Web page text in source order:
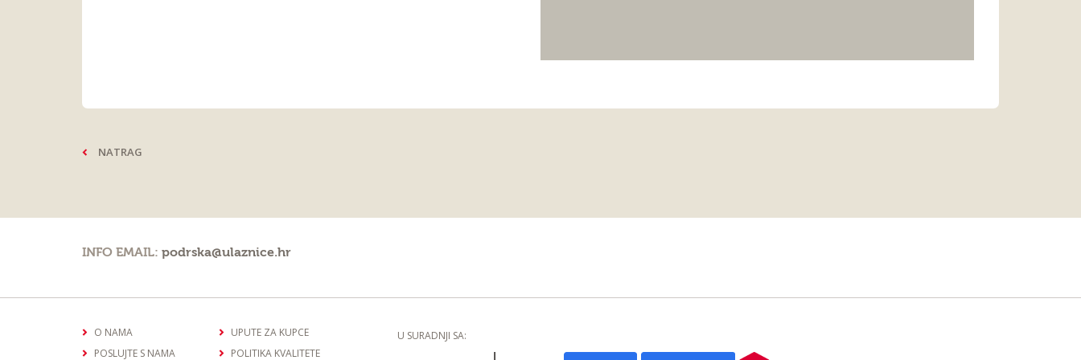
NATRAG
INFO EMAIL: podrska@ulaznice.hr
O NAMA
POSLUJTE S NAMA
UPUTE ZA KUPCE
POLITIKA KVALITETE
U SURADNJI SA: